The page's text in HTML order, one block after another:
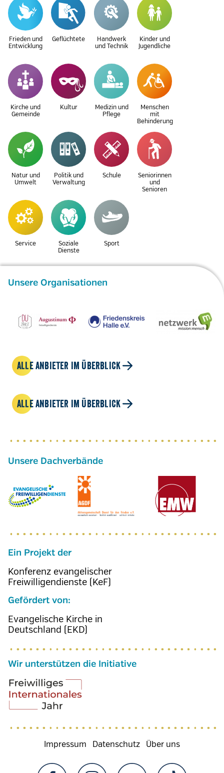
Frieden und
Entwicklung
Geflüchtete
Handwerk
und Technik
Kinder und
Jugendliche
Kirche und
Gemeinde
Kultur
Medizin und
Pflege
Menschen
mit
Behinderung
Natur und
Umwelt
Politik und
Verwaltung
Schule
Seniorinnen
und
Senioren
Service
Soziale
Dienste
Sport
Unsere Organisationen
ALLE ANBIETER IM ÜBERBLICK
ALLE ANBIETER IM ÜBERBLICK
Ein Projekt der
Konferenz evangelischer
Freiwilligendienste (KeF)
Gefördert von:
Evangelische Kirche in
Deutschland (EKD)
Wir unterstützen die Initiative
Fußzeilenmenü
Impressum Datenschutz Über uns